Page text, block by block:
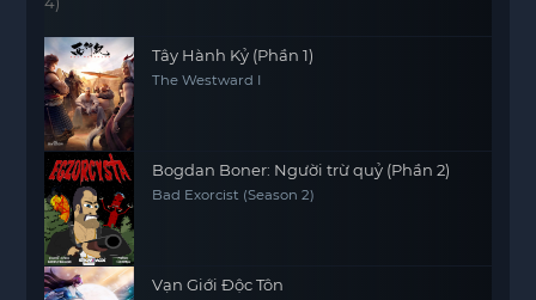
Tây Hành Kỷ (Phần 1)
The Westward I
Bogdan Boner: Người trừ quỷ (Phần 2)
Bad Exorcist (Season 2)
Vạn Giới Độc Tôn